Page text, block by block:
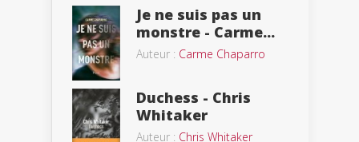
Je ne suis pas un
monstre - Carme...
Auteur : Carme Chaparro
Duchess - Chris
Whitaker
Auteur : Chris Whitaker